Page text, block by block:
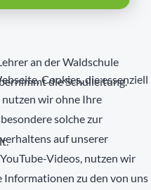
an der Waldschule
die Schulleitung.
Cookies, die essenziell
wir ohne Ihre
solche zur
auf unserer
Videos, nutzen wir
zu den von uns